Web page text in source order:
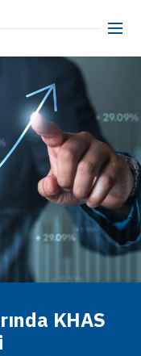
KHAS